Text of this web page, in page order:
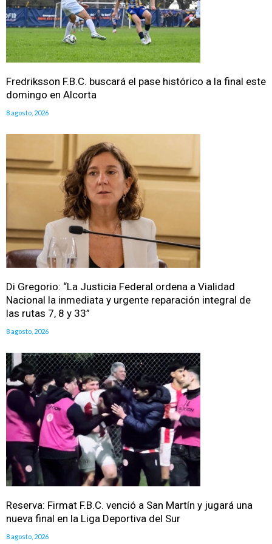
Fredriksson F.B.C. buscará el pase histórico a la final este
domingo en Alcorta
8 agosto, 2026
Di Gregorio: “La Justicia Federal ordena a Vialidad
Nacional la inmediata y urgente reparación integral de
las rutas 7, 8 y 33”
8 agosto, 2026
Reserva: Firmat F.B.C. venció a San Martín y jugará una
nueva final en la Liga Deportiva del Sur
8 agosto, 2026